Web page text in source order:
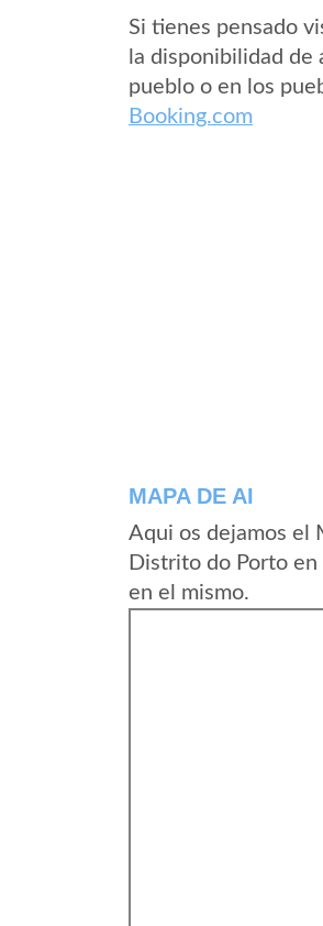
Si tienes pensado
la disponibilidad de
pueblo o en los
Booking.com
MAPA DE AI
Aqui os dejamos el
Distrito do Porto en
en el mismo.